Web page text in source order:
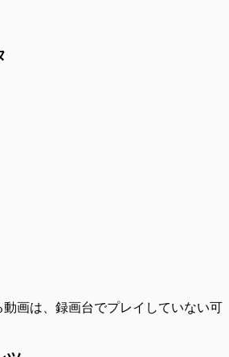
画は、録画台でプレイしていない可